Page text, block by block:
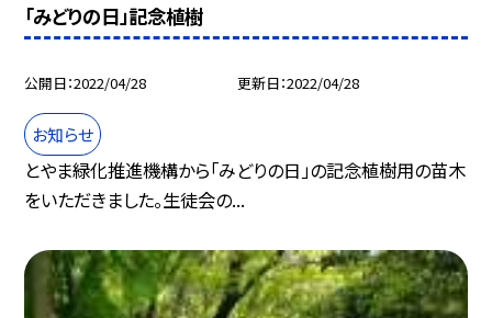
「みどりの日」記念植樹
公開日 2022/04/28 更新日 2022/04/28
お知らせ
とやま緑化推進機構から「みどりの日」の記念植樹用の苗木
をいただきました。生徒会の...